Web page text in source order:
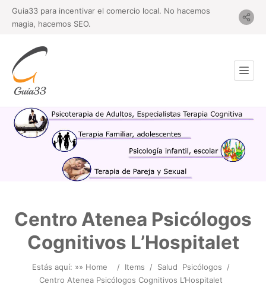
Guia33 para incentivar el comercio local. No hacemos
magia, hacemos SEO.
Centro Atenea Psicólogos
Cognitivos L’Hospitalet
Estás aquí: »» Home / Items / Salud Psicólogos /
Centro Atenea Psicólogos Cognitivos L’Hospitalet